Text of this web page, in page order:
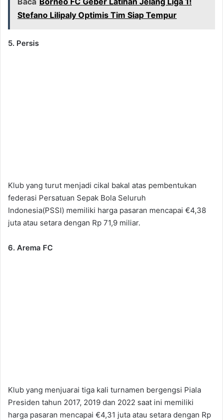
Stefano Lilipaly Optimis Tim Siap Tempur
5. Persis
Klub yang turut menjadi cikal bakal atas pembentukan
federasi Persatuan Sepak Bola Seluruh
Indonesia(PSSI) memiliki harga pasaran mencapai €4,38
juta atau setara dengan Rp 71,9 miliar.
6. Arema FC
Klub yang menjuarai tiga kali turnamen bergengsi Piala
Presiden tahun 2017, 2019 dan 2022 saat ini memiliki
harga pasaran mencapai €4,31 juta atau setara dengan Rp